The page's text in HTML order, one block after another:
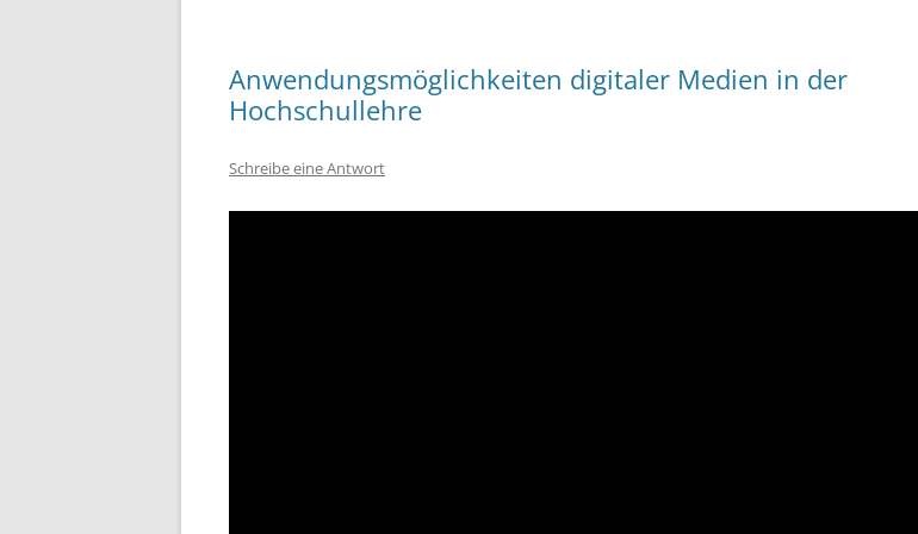
Anwendungsmöglichkeiten digitaler Medien in der
Hochschullehre
Schreibe eine Antwort